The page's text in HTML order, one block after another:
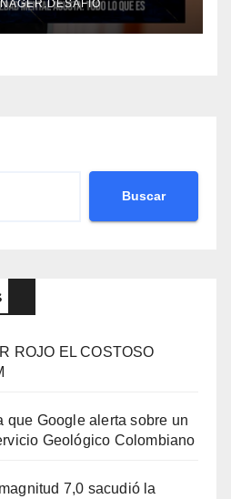
Buscar
ROJO EL COSTOSO
que Google alerta sobre un
Geológico Colombiano
7,0 sacudió la